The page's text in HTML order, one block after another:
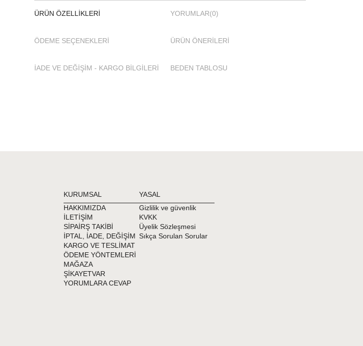
ÜRÜN ÖZELLIKLERI YORUMLAR(0)
ÖDEME SEÇENEKLERI ÜRÜN ÖNERILERI
İADE VE DEĞİŞİM - KARGO BİLGİLERİ BEDEN TABLOSU
KURUMSAL
HAKKIMIZDA
İLETİŞİM
SİPAİRŞ TAKİBİ
İPTAL, İADE, DEĞİŞİM
KARGO VE TESLİMAT
ÖDEME YÖNTEMLERİ
MAĞAZA
ŞİKAYETVAR
YORUMLARA CEVAP
YASAL
Gizlilik ve güvenlik
KVKK
Üyelik Sözleşmesi
Sıkça Sorulan Sorular